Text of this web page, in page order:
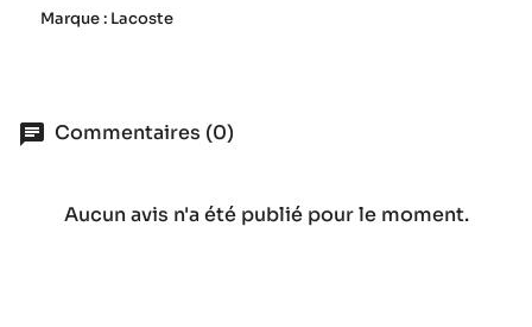
Marque : Lacoste
Commentaires (0)
Aucun avis n'a été publié pour le moment.